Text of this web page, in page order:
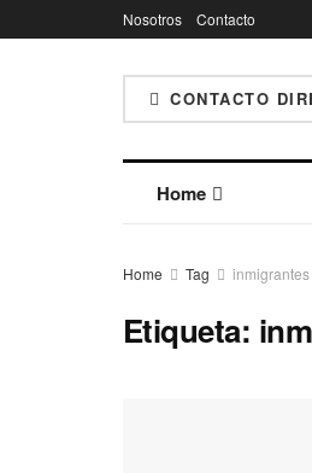
Nosotros Contacto
CONTACTO
Home
Home Tag inmigrantes
Etiqueta: